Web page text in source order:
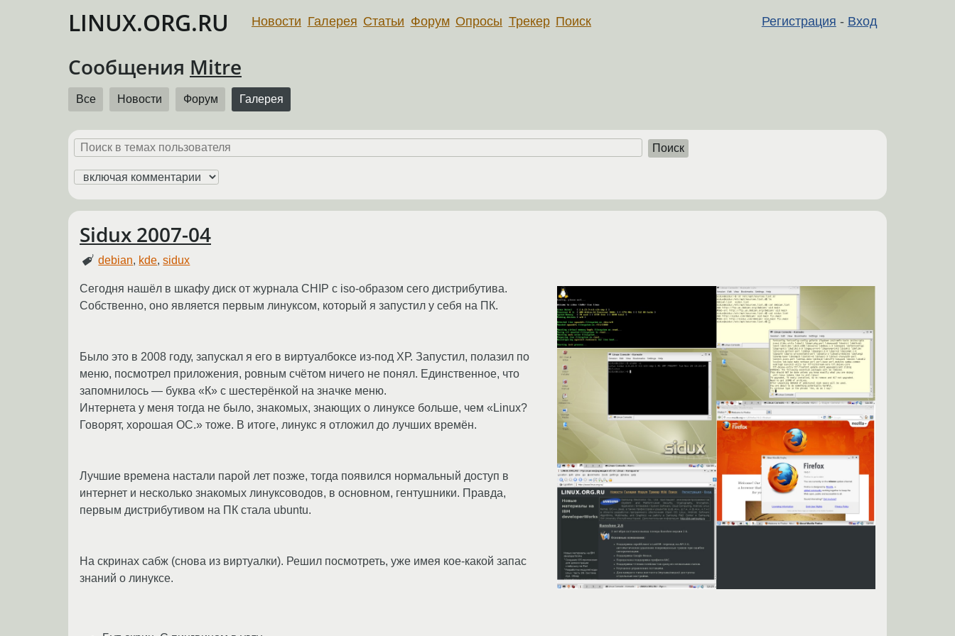
LINUX.ORG.RU Регистрация - Вход
Новости Галерея Статьи Форум Опросы Трекер Поиск
Сообщения Mitre
Все Новости Форум Галерея
Поиск
Sidux 2007-04
debian, kde,sidux
Сегодня нашёл в шкафу диск от журнала CHIP с iso-образом сего дистрибутива.
Собственно, оно является первым линуксом, который я запустил у себя на ПК.
Было это в 2008 году, запускал я его в виртуалбоксе из-под ХР. Запустил, полазил по
меню, посмотрел приложения, ровным счётом ничего не понял. Единственное, что
запомнилось — буква «К» с шестерёнкой на значке меню.
Интернета у меня тогда не было, знакомых, знающих о линуксе больше, чем «Linux?
Говорят, хорошая ОС.» тоже. В итоге, линукс я отложил до лучших времён.
Лучшие времена настали парой лет позже, тогда появился нормальный доступ в
интернет и несколько знакомых линуксоводов, в основном, гентушники. Правда,
первым дистрибутивом на ПК стала ubuntu.
На скринах сабж (снова из виртуалки). Решил посмотреть, уже имея кое-какой запас
знаний о линуксе.